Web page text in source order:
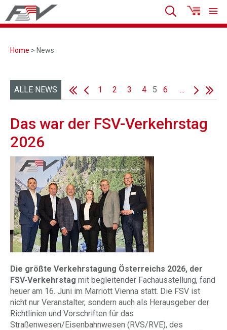
Home > News
ALLE NEWS 1 2 3 4 5 6 ...
Das war der FSV-Verkehrstag
2026
Die größte Verkehrstagung Österreichs 2026, der
FSV-Verkehrstag mit begleitender Fachausstellung, fand
heuer am 16. Juni im Marriott Vienna statt. Die FSV ist
nicht nur Veranstalter, sondern auch als Herausgeber der
Richtlinien und Vorschriften für das
Straßenwesen/Eisenbahnwesen (RVS/RVE), des